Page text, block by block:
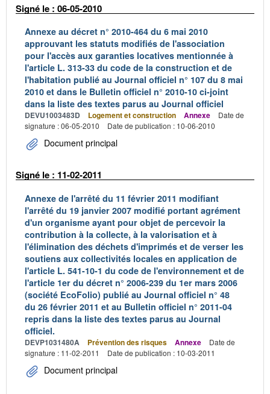
Signé le : 06-05-2010
Annexe au décret n° 2010-464 du 6 mai 2010
approuvant les statuts modifiés de l'association
pour l'accès aux garanties locatives mentionnée à
l'article L. 313-33 du code de la construction et de
l'habitation publié au Journal officiel n° 107 du 8 mai
2010 et dans le Bulletin officiel n° 2010-10 ci-joint
dans la liste des textes parus au Journal officiel
DEVU1003483D Logement et construction Annexe
Date de
signature : 06-05-2010
Date de publication : 10-06-2010
Document principal
Signé le : 11-02-2011
Annexe de l'arrêté du 11 février 2011 modifiant
l'arrêté du 19 janvier 2007 modifié portant agrément
d'un organisme ayant pour objet de percevoir la
contribution à la collecte, à la valorisation et à
l'élimination des déchets d'imprimés et de verser les
soutiens aux collectivités locales en application de
l'article L. 541-10-1 du code de l'environnement et de
l'article 1er du décret n° 2006-239 du 1er mars 2006
(société EcoFolio) publié au Journal officiel n° 48
du 26 février 2011 et au Bulletin officiel n° 2011-04
repris dans la liste des textes parus au Journal
officiel.
DEVP1031480A Prévention des risques Annexe
Date de
signature : 11-02-2011
Date de publication : 10-03-2011
Document principal